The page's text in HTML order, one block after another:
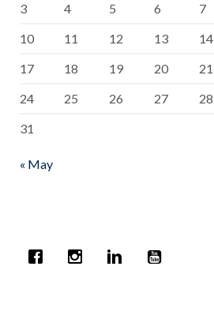
3
4 5 6 7
10
11 12 13 14
17
18 19 20 21
24
25 26 27 28
31
« May